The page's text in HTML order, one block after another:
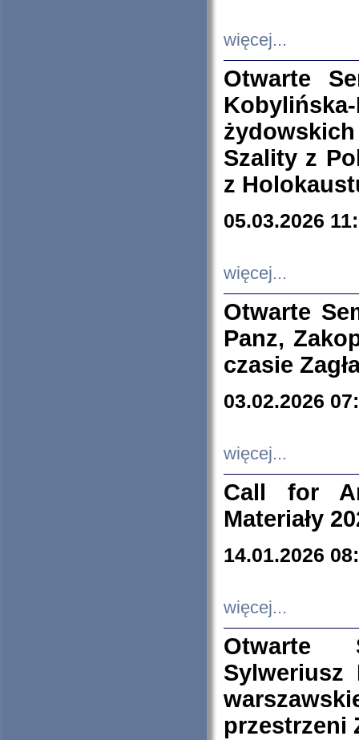
więcej...
Otwarte
Szality z
z
05.03.2026
więcej...
Otwarte
Panz,
czasie
03.02.2026
więcej...
Call for
Materiały
14.01.2026
więcej...
Otwarte
Sylweriusz
przestrzeni